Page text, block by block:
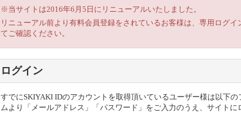
※当サイトは2016年6月5日にリニューアルいたしました。
リニューアル前より有料会員登録をされているお客様は、専用ログ
てご確認ください。
ログイン
すでにSKIYAKI IDのアカウントを取得頂いているユーザー様は以下の
ムより「メールアドレス」「パスワード」をご入力のうえ、サイトに